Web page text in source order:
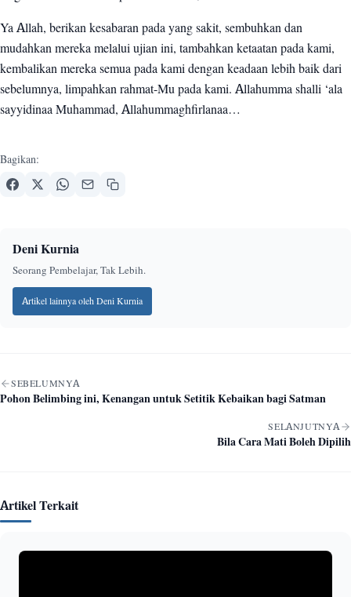
Ya Allah, berikan kesabaran pada yang sakit, sembuhkan dan
mudahkan mereka melalui ujian ini, tambahkan ketaatan pada kami,
kembalikan mereka semua pada kami dengan keadaan lebih baik dari
sebelumnya, limpahkan rahmat-Mu pada kami. Allahumma shalli ‘ala
sayyidinaa Muhammad, Allahummaghfirlanaa…
Bagikan:
Deni Kurnia
Seorang Pembelajar, Tak Lebih.
Artikel lainnya oleh Deni Kurnia
Navigasi artikel
SEBELUMNYA
Pohon Belimbing ini, Kenangan untuk Setitik Kebaikan bagi Satman
SELANJUTNYA
Bila Cara Mati Boleh Dipilih
Artikel Terkait